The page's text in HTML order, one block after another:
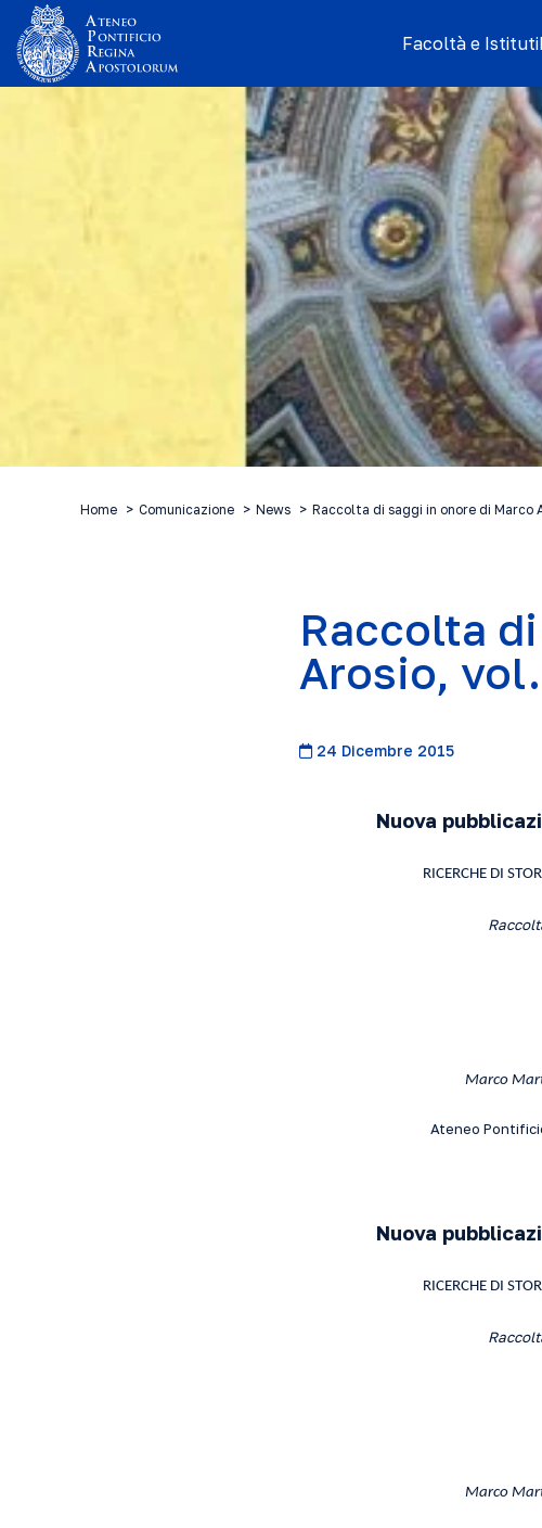
Facoltà e Istituti
Home Comunicazione News Raccolta di saggi in onore di Marco
Raccolta
Arosio,
24 Dicembre 2015
Nuova
RICERCHE DI
Marco
Ateneo
Nuova
RICERCHE DI
Marco